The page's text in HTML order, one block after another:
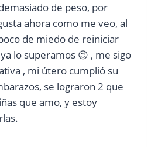
de peso, por
ahora como me veo, al
de miedo de reiniciar
lo superamos 😉 , me sigo
, mi útero cumplió su
se lograron 2 que
que amo, y estoy